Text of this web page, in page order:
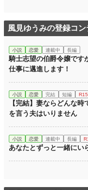
風見ゆうみの登録コン
小説 恋愛 連載中 長編
騎士志望の伯爵令嬢です
仕事に邁進します！
小説 恋愛 完結 短編 R15
【完結】妻ならどんな
を言う夫はいりません
小説 恋愛 連載中 長編
あなたとずっと一緒にい